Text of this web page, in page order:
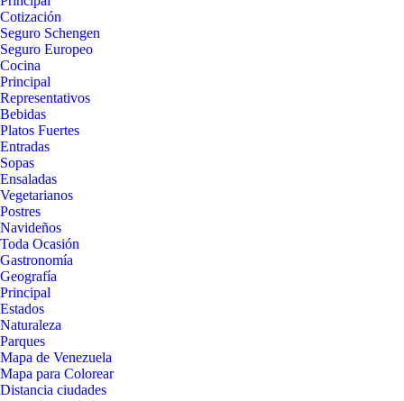
Cotización
Seguro Schengen
Seguro Europeo
Cocina
Principal
Representativos
Bebidas
Platos Fuertes
Entradas
Sopas
Ensaladas
Vegetarianos
Postres
Navideños
Toda Ocasión
Gastronomía
Geografía
Principal
Estados
Naturaleza
Parques
Mapa de Venezuela
Mapa para Colorear
Distancia ciudades